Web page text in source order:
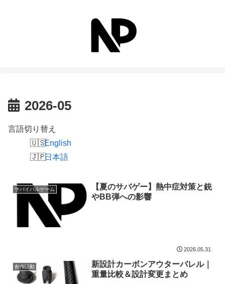
2026-05
言語切り替え
English
日本語
サバイバルゲーム
【夏のサバゲー】熱中症対策と銃
やBB弾への影響
2026.05.31
創作活動
新設計カーボンアウターバレル｜
重量比較＆設計変更まとめ